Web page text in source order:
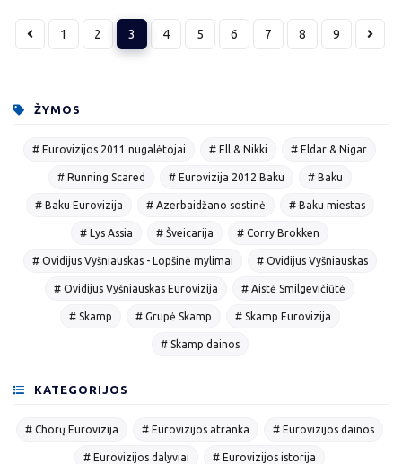
1 2 3 4 5 6 7 8 9
ŽYMOS
# Eurovizijos 2011 nugalėtojai # Ell & Nikki # Eldar & Nigar
# Running Scared # Eurovizija 2012 Baku # Baku
# Baku Eurovizija # Azerbaidžano sostinė # Baku miestas
# Lys Assia # Šveicarija # Corry Brokken
# Ovidijus Vyšniauskas - Lopšinė mylimai # Ovidijus Vyšniauskas
# Ovidijus Vyšniauskas Eurovizija # Aistė Smilgevičiūtė
# Skamp # Grupė Skamp # Skamp Eurovizija
# Skamp dainos
KATEGORIJOS
# Chorų Eurovizija # Eurovizijos atranka # Eurovizijos dainos
# Eurovizijos dalyviai # Eurovizijos istorija